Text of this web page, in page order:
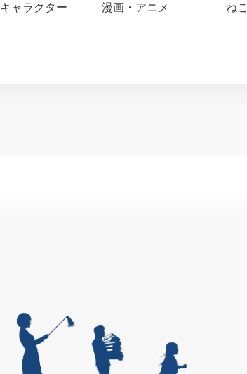
キャラクター 漫画・アニメ ねこ